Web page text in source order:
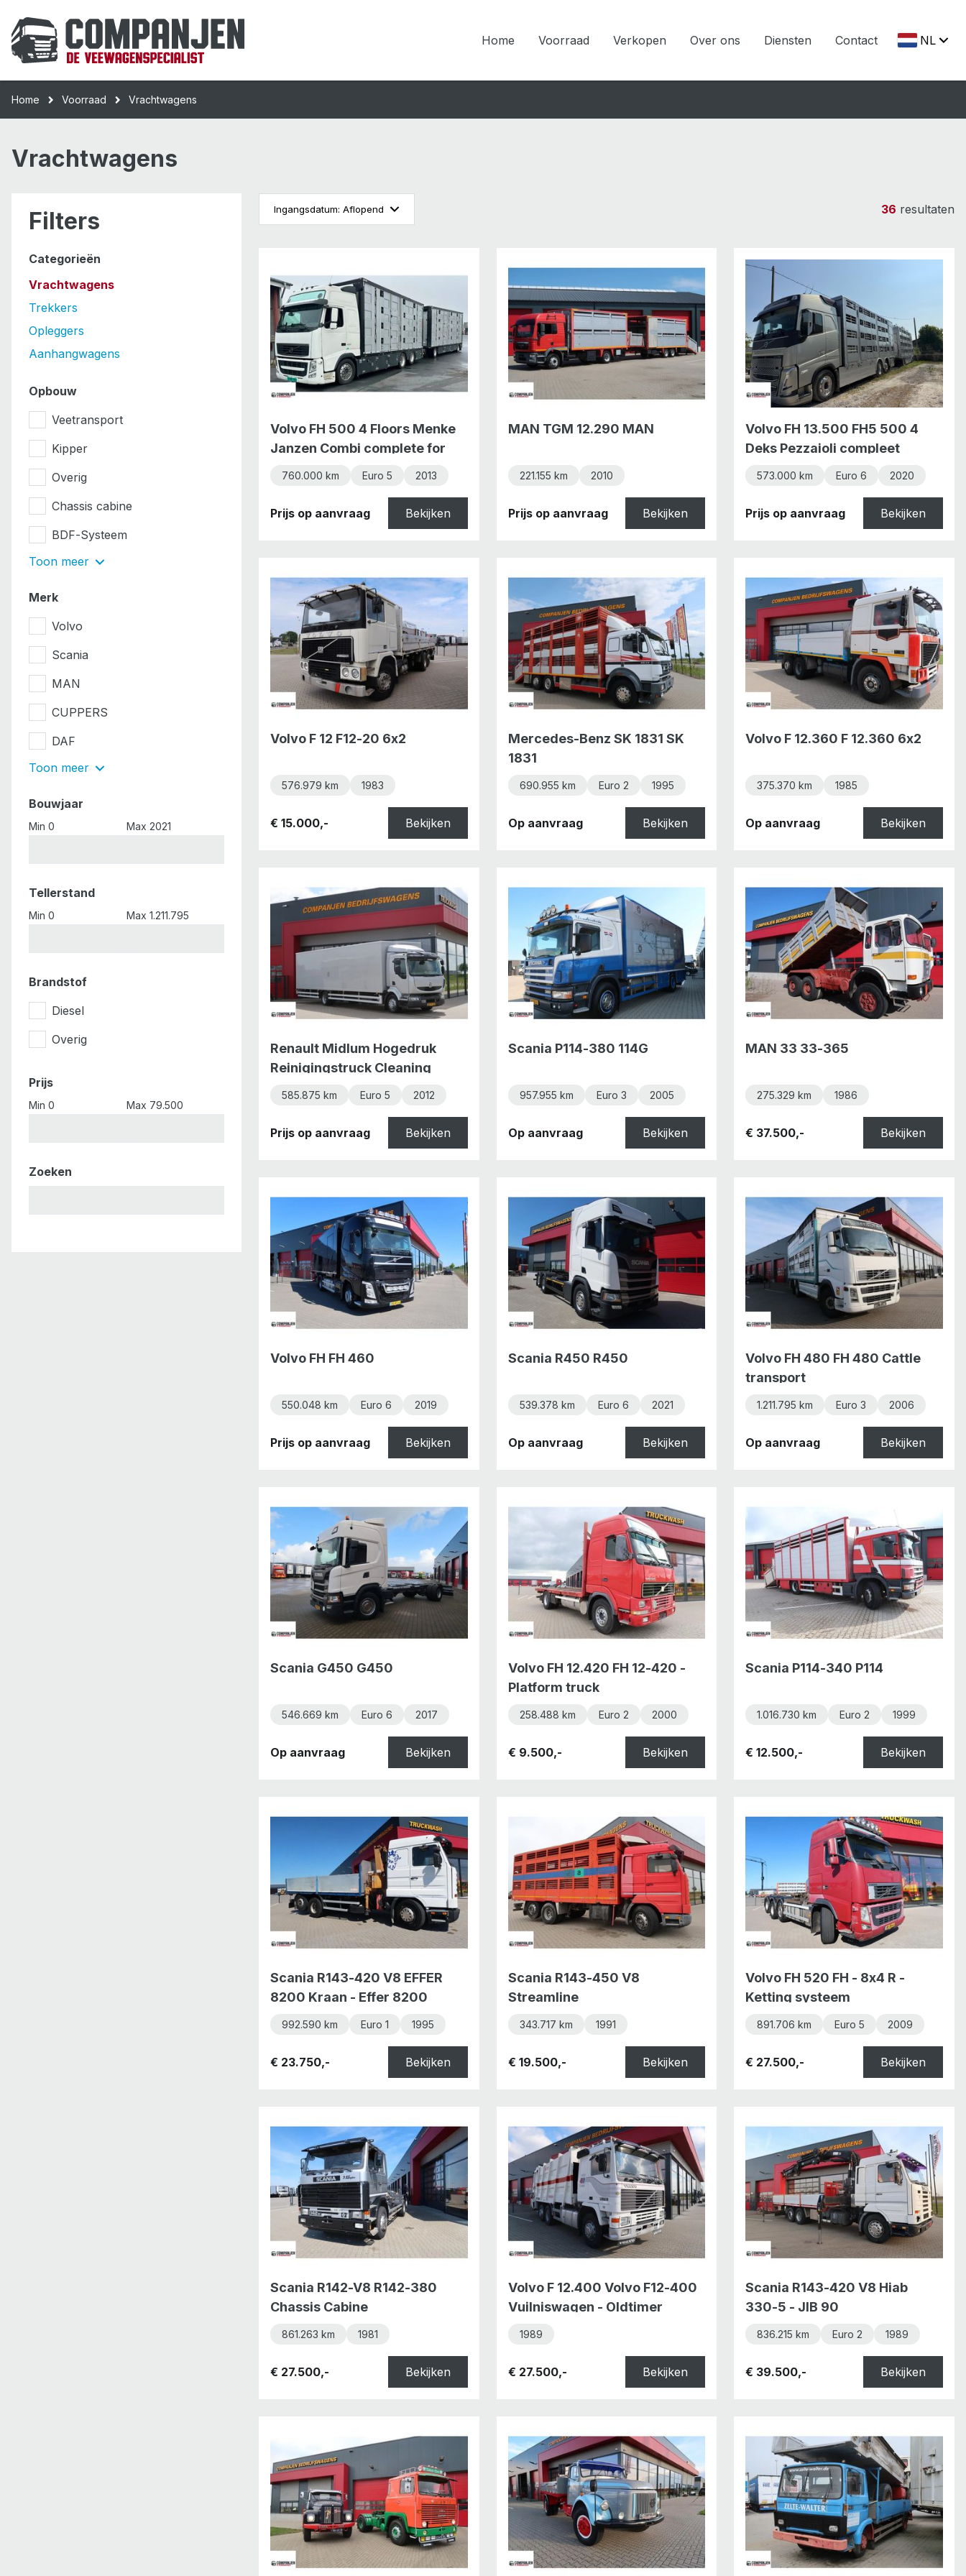
Home Voorraad Verkopen Over ons Diensten Contact NL
Home Voorraad Vrachtwagens
Vrachtwagens
Filters
Categorieën
Vrachtwagens
Trekkers
Opleggers
Aanhangwagens
Opbouw
Veetransport
Kipper
Overig
Chassis cabine
BDF-Systeem
Toon meer
Merk
Volvo
Scania
MAN
CUPPERS
DAF
Toon meer
Bouwjaar
Min 0 Max 2021
Tellerstand
Min 0 Max 1.211.795
Brandstof
Diesel
Overig
Prijs
Min 0 Max 79.500
Zoeken
Ingangsdatum: Aflopend 36 resultaten
Volvo FH 500 4 Floors Menke
Janzen Combi complete for
760.000 km Euro 5 2013
Prijs op aanvraag Bekijken
MAN TGM 12.290 MAN
221.155 km 2010
Prijs op aanvraag Bekijken
Volvo FH 13.500 FH5 500 4
Deks Pezzaioli compleet
573.000 km Euro 6 2020
Prijs op aanvraag Bekijken
Volvo F 12 F12-20 6x2
576.979 km 1983
€ 15.000,- Bekijken
Mercedes-Benz SK 1831 SK
1831
690.955 km Euro 2 1995
Op aanvraag Bekijken
Volvo F 12.360 F 12.360 6x2
375.370 km 1985
Op aanvraag Bekijken
Renault Midlum Hogedruk
Reinigingstruck Cleaning
585.875 km Euro 5 2012
Prijs op aanvraag Bekijken
Scania P114-380 114G
957.955 km Euro 3 2005
Op aanvraag Bekijken
MAN 33 33-365
275.329 km 1986
€ 37.500,- Bekijken
Volvo FH FH 460
550.048 km Euro 6 2019
Prijs op aanvraag Bekijken
Scania R450 R450
539.378 km Euro 6 2021
Op aanvraag Bekijken
Volvo FH 480 FH 480 Cattle
transport
1.211.795 km Euro 3 2006
Op aanvraag Bekijken
Scania G450 G450
546.669 km Euro 6 2017
Op aanvraag Bekijken
Volvo FH 12.420 FH 12-420 -
Platform truck
258.488 km Euro 2 2000
€ 9.500,- Bekijken
Scania P114-340 P114
1.016.730 km Euro 2 1999
€ 12.500,- Bekijken
Scania R143-420 V8 EFFER
8200 Kraan - Effer 8200
992.590 km Euro 1 1995
€ 23.750,- Bekijken
Scania R143-450 V8
Streamline
343.717 km 1991
€ 19.500,- Bekijken
Volvo FH 520 FH - 8x4 R -
Ketting systeem
891.706 km Euro 5 2009
€ 27.500,- Bekijken
Scania R142-V8 R142-380
Chassis Cabine
861.263 km 1981
€ 27.500,- Bekijken
Volvo F 12.400 Volvo F12-400
Vuilniswagen - Oldtimer
1989
€ 27.500,- Bekijken
Scania R143-420 V8 Hiab
330-5 - JIB 90
836.215 km Euro 2 1989
€ 39.500,- Bekijken